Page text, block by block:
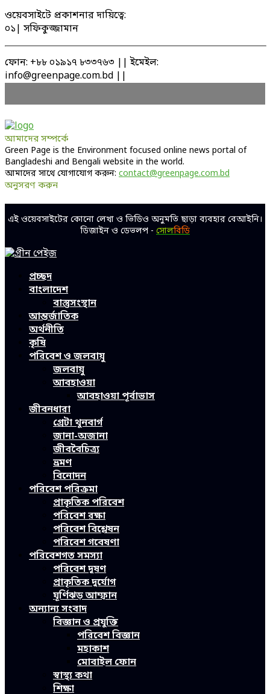
ওয়েবসাইটে প্রকাশনার দায়িত্বে:
০১| সফিকুজ্জামান
ফোন: +৮৮ ০১৯১৭ ৮৩৩৭৬৩ || ইমেইল:
info@greenpage.com.bd ||
আমাদের সম্পর্কে
Green Page is the Environment focused online news portal of
Bangladeshi and Bengali website in the world.
আমাদের সাথে যোগাযোগ করুন: contact@greenpage.com.bd
অনুসরণ করুন
এই ওয়েবসাইটের কোনো লেখা ও ভিডিও অনুমতি ছাড়া ব্যবহার বেআইনি।
ডিজাইন ও ডেভলপ - সোলবিডি
প্রচ্ছদ
বাংলাদেশ
বাস্তুসংস্থান
আন্তর্জাতিক
অর্থনীতি
কৃষি
পরিবেশ ও জলবায়ু
জলবায়ু
আবহাওয়া
আবহাওয়া পূর্বাভাস
জীবনধারা
গ্রেটা থুনবার্গ
জানা-অজানা
জীববৈচিত্র্য
ভ্রমণ
বিনোদন
পরিবেশ পরিক্রমা
প্রাকৃতিক পরিবেশ
পরিবেশ রক্ষা
পরিবেশ বিশ্লেষন
পরিবেশ গবেষণা
পরিবেশগত সমস্যা
পরিবেশ দূষণ
প্রাকৃতিক দুর্যোগ
ঘূর্ণিঝড় আম্ফান
অন্যান্য সংবাদ
বিজ্ঞান ও প্রযুক্তি
পরিবেশ বিজ্ঞান
মহাকাশ
মোবাইল ফোন
স্বাস্থ্য কথা
শিক্ষা